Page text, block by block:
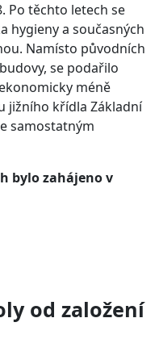
Po těchto letech se
hygieny a současných
Namísto původních
se podařilo
méně
jižního křídla Základní
samostatným
bylo zahájeno v
od založení